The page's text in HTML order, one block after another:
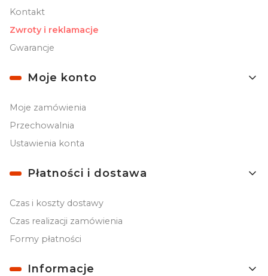
Kontakt
Zwroty i reklamacje
Gwarancje
Moje konto
Moje zamówienia
Przechowalnia
Ustawienia konta
Płatności i dostawa
Czas i koszty dostawy
Czas realizacji zamówienia
Formy płatności
Informacje